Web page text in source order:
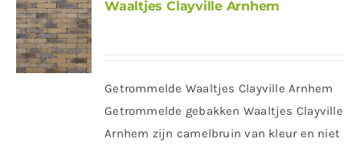
Waaltjes Clayville Arnhem
Getrommelde Waaltjes Clayville Arnhem
Getrommelde gebakken Waaltjes Clayville
Arnhem zijn camelbruin van kleur en niet